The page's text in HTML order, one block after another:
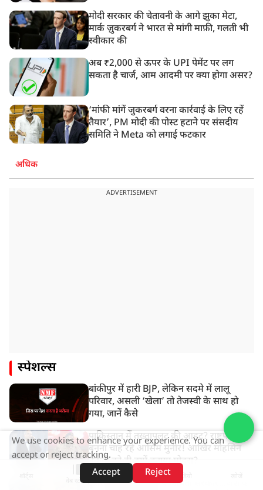
मोदी सरकार की चेतावनी के आगे झुका मेटा,
मार्क ज़ुकरबर्ग ने भारत से मांगी माफ़ी, गलती भी
स्वीकार की
अब ₹2,000 से ऊपर के UPI पेमेंट पर लग
सकता है चार्ज, आम आदमी पर क्या होगा असर?
‘मांफी मांगें जुकरबर्ग वरना कार्रवाई के लिए रहें
तैयार’, PM मोदी की पोस्ट हटाने पर संसदीय
समिति ने Meta को लगाई फटकार
अधिक
ADVERTISEMENT
स्पेशल्स
बांकीपुर में हारी BJP, लेकिन सदमे में लालू
परिवार, असली ‘खेला’ तो तेजस्वी के साथ हो
गया, जानें कैसे
पाकिस्तान में तख्तापलट की आहट? राष्ट्रपति
बनना चाह रहे आसिम मुनीर! आखिर मोहसिन
नकवी को ही क्यों बनाया मोहरा?
इशरत जहां के बाद अब अर्पिता सरकार...जैश के
वेब स्टोरीज़
We use cookies to enhance your experience. You can
accept or reject tracking.
Accept
Reject